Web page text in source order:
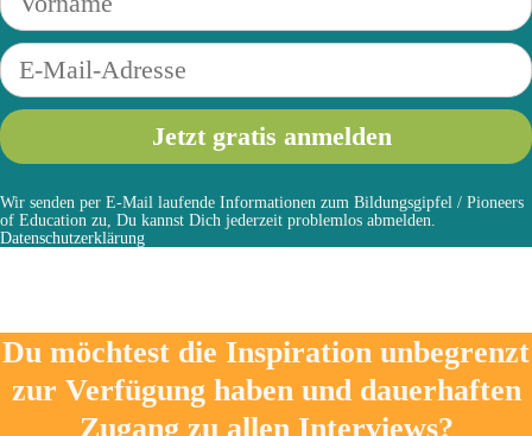
Wir senden per E-Mail laufende Informationen zum Bildungsgipfel / Pioneers
of Education zu, Du kannst Dich jederzeit problemlos abmelden.
Datenschutzerklärung
Du möchtest die Inspiration unbegrenzt
zur Verfügung haben und dauerhaften
Zugang zu allen Interviews?